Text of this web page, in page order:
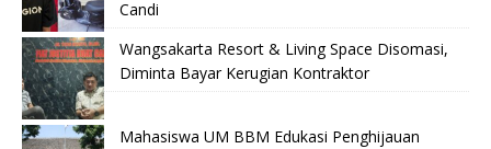
Candi
Wangsakarta Resort & Living Space Disomasi,
Diminta Bayar Kerugian Kontraktor
Mahasiswa UM BBM Edukasi Penghijauan